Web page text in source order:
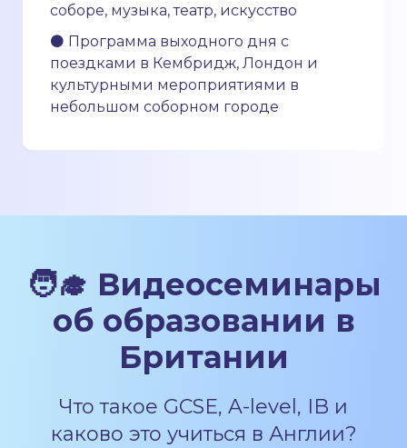
соборе, музыка, театр, искусство
⚫ Программа выходного дня с
поездками в Кембридж, Лондон и
культурными мероприятиями в
небольшом соборном городе
🧑‍🎓 Видеосеминары
об образовании в
Британии
Что такое GCSE, A-level, IB и
каково это учиться в Англии?